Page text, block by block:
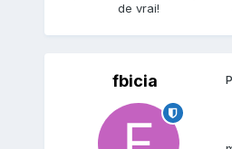
de vrai!
fbicia